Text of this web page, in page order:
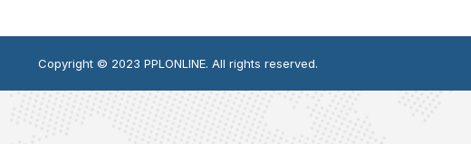
Copyright © 2023 PPLONLINE. All rights reserved.